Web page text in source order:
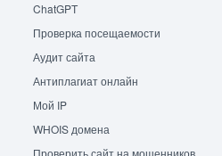
ChatGPT
Проверка посещаемости
Аудит сайта
Антиплагиат онлайн
Мой IP
WHOIS домена
Проверить сайт на мошенников